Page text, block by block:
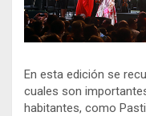
En esta edición se
cuales son
habitantes, como